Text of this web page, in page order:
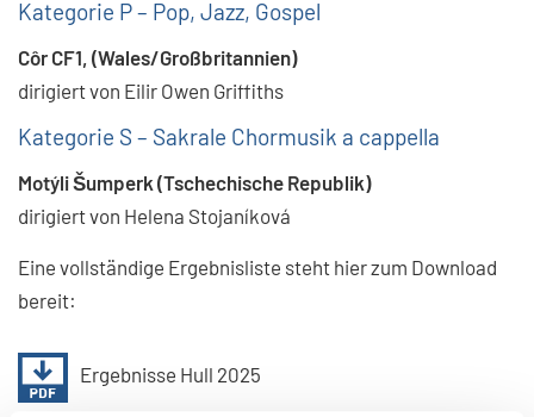
Kategorie P – Pop, Jazz, Gospel
Côr CF1, (Wales/Großbritannien)
dirigiert von Eilir Owen Griffiths
Kategorie S – Sakrale Chormusik a cappella
Motýli Šumperk (Tschechische Republik)
dirigiert von Helena Stojaníková
Eine vollständige Ergebnisliste steht hier zum Download
bereit:
Ergebnisse Hull 2025